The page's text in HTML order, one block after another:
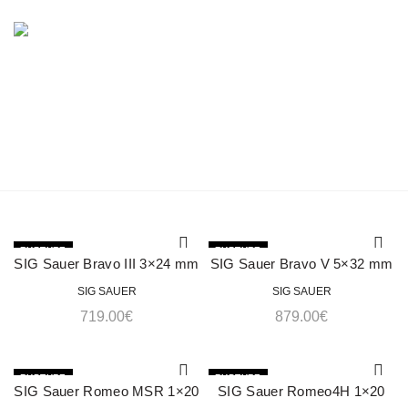
RUPTURE
ACHETER
SIG Sauer Bravo III 3×24 mm
SIG SAUER
719.00€
RUPTURE
ACHETER
SIG Sauer Bravo V 5×32 mm
SIG SAUER
879.00€
RUPTURE
ACHETER
SIG Sauer Romeo MSR 1×20
RUPTURE
ACHETER
SIG Sauer Romeo4H 1×20